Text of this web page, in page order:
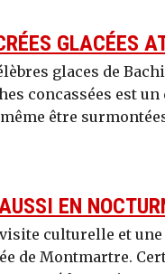
GLACÉES
glaces de
concassées est
être
EN
culturelle et
de Montmartre.